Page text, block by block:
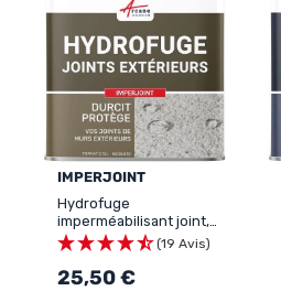
IMPERJOINT
Hydrofuge
imperméabilisant joint,
durcisseur de joint de
carrelage et de façade :
IMPERJOINT
(19 Avis)
25,50 €